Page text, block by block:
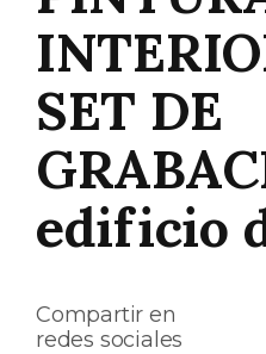
SET DE
edificio
Compartir en
redes sociales